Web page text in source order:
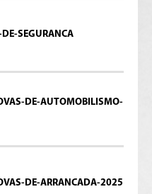
SEGURANCA
DE-AUTOMOBILISMO-
DE-ARRANCADA-2025